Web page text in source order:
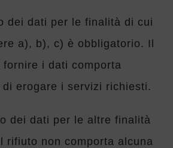
dei dati per le finalità di cui
a), b), c) è obbligatorio. Il
fornire i dati comporta
di erogare i servizi richiesti.
dei dati per le altre finalità
rifiuto non comporta alcuna